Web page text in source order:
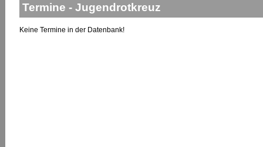
Termine - Jugendrotkreuz
Keine Termine in der Datenbank!